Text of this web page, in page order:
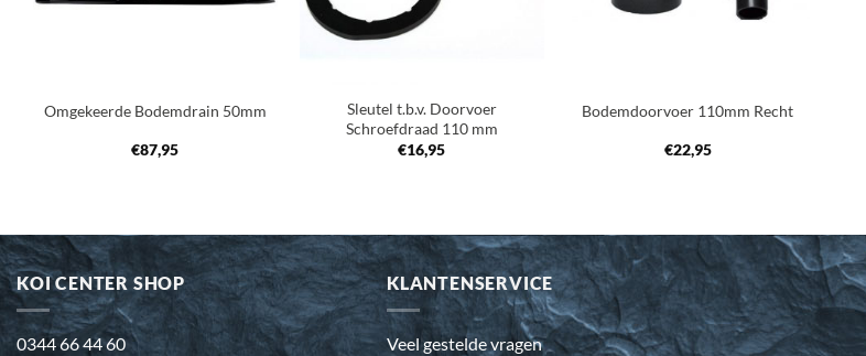
Omgekeerde Bodemdrain 50mm
€87,95
Sleutel t.b.v. Doorvoer
Schroefdraad 110 mm
€16,95
Bodemdoorvoer 110mm Recht
€22,95
KOI CENTER SHOP
0344 66 44 60
KLANTENSERVICE
Veel gestelde vragen